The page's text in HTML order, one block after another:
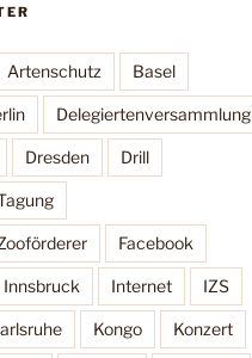
Artenschutz Basel
Delegiertenversammlung
Dresden Drill
Facebook
Innsbruck Internet IZS
Kongo Konzert